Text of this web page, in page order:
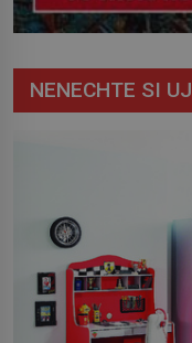
NENECHTE SI